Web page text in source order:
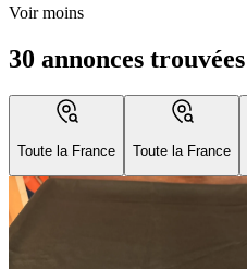
Voir moins
30 annonces trouvées
Toute la France Toute la France